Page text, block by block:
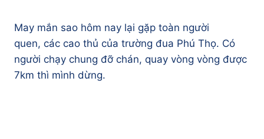
May mắn sao hôm nay lại gặp toàn người
quen, các cao thủ của trường đua Phú Thọ. Có
người chạy chung đỡ chán, quay vòng vòng được
7km thì mình dừng.